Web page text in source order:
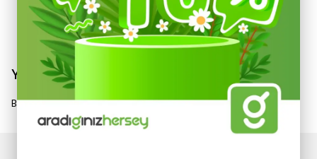
Devamını Göster
Yorumlar
Bu ürün için henüz yorum yapılmamış.